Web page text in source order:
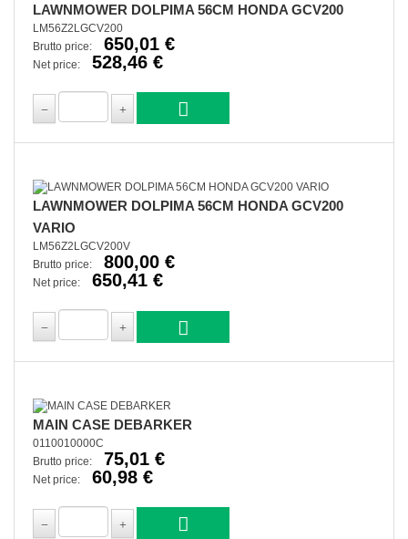
LAWNMOWER DOLPIMA 56CM HONDA GCV200
LM56Z2LGCV200
Brutto price:
650,01 €
Net price: 528,46 €
LAWNMOWER DOLPIMA 56CM HONDA GCV200
VARIO
LM56Z2LGCV200V
Brutto price:
800,00 €
Net price: 650,41 €
MAIN CASE DEBARKER
0110010000C
Brutto price:
75,01 €
Net price: 60,98 €